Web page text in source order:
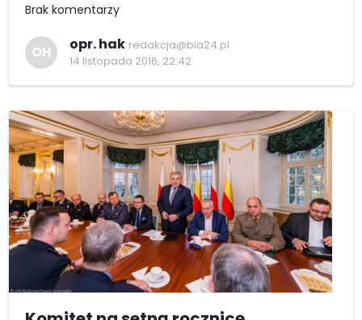
Brak komentarzy
OH opr. hak redakcja@bia24.pl
14 listopada 2016, 22:42